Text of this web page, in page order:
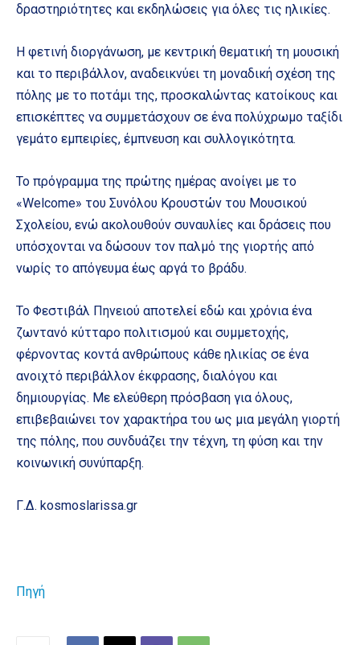
δραστηριότητες και εκδηλώσεις για όλες τις ηλικίες.
Η φετινή διοργάνωση, με κεντρική θεματική τη μουσική
και το περιβάλλον, αναδεικνύει τη μοναδική σχέση της
πόλης με το ποτάμι της, προσκαλώντας κατοίκους και
επισκέπτες να συμμετάσχουν σε ένα πολύχρωμο ταξίδι
γεμάτο εμπειρίες, έμπνευση και συλλογικότητα.
Το πρόγραμμα της πρώτης ημέρας ανοίγει με το
«Welcome» του Συνόλου Κρουστών του Μουσικού
Σχολείου, ενώ ακολουθούν συναυλίες και δράσεις που
υπόσχονται να δώσουν τον παλμό της γιορτής από
νωρίς το απόγευμα έως αργά το βράδυ.
Το Φεστιβάλ Πηνειού αποτελεί εδώ και χρόνια ένα
ζωντανό κύτταρο πολιτισμού και συμμετοχής,
φέρνοντας κοντά ανθρώπους κάθε ηλικίας σε ένα
ανοιχτό περιβάλλον έκφρασης, διαλόγου και
δημιουργίας. Με ελεύθερη πρόσβαση για όλους,
επιβεβαιώνει τον χαρακτήρα του ως μια μεγάλη γιορτή
της πόλης, που συνδυάζει την τέχνη, τη φύση και την
κοινωνική συνύπαρξη.
Γ.Δ. kosmoslarissa.gr
Πηγή